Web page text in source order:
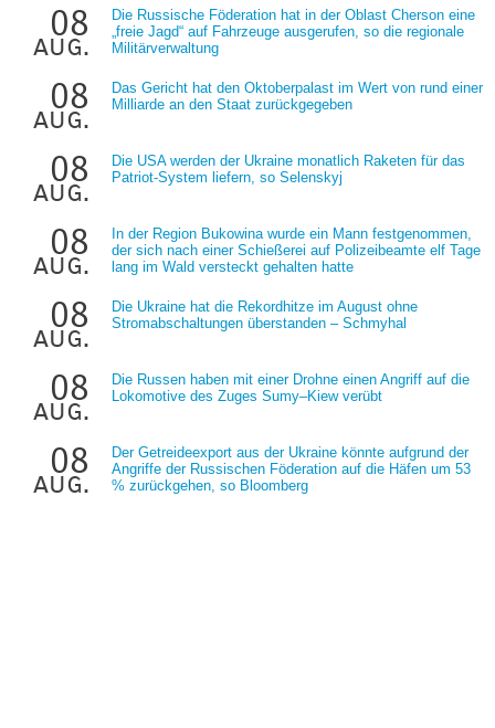
08
aug.
Die Russische Föderation hat in der Oblast Cherson eine
„freie Jagd“ auf Fahrzeuge ausgerufen, so die regionale
Militärverwaltung
08
aug.
Das Gericht hat den Oktoberpalast im Wert von rund einer
Milliarde an den Staat zurückgegeben
08
aug.
Die USA werden der Ukraine monatlich Raketen für das
Patriot-System liefern, so Selenskyj
08
aug.
In der Region Bukowina wurde ein Mann festgenommen,
der sich nach einer Schießerei auf Polizeibeamte elf Tage
lang im Wald versteckt gehalten hatte
08
aug.
Die Ukraine hat die Rekordhitze im August ohne
Stromabschaltungen überstanden – Schmyhal
08
aug.
Die Russen haben mit einer Drohne einen Angriff auf die
Lokomotive des Zuges Sumy–Kiew verübt
08
aug.
Der Getreideexport aus der Ukraine könnte aufgrund der
Angriffe der Russischen Föderation auf die Häfen um 53
% zurückgehen, so Bloomberg